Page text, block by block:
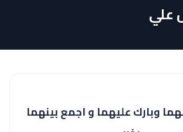
علي
وبارك عليهما و اجمع بينهما